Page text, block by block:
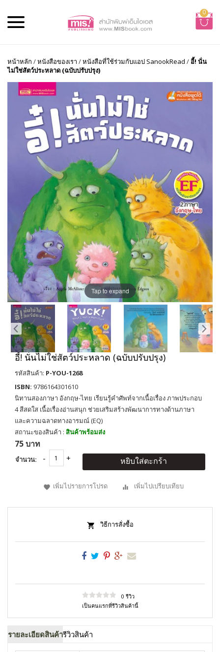
0
หน้าหลัก /หนังสือของเรา /หนังสือที่ใช้ร่วมกับแอป SanookRead / อี้! นั่น
ไม่ใช่สัตว์ประหลาด (ฉบับปรับปรุง)
Tap to expand
อี้! นั่นไม่ใช่สัตว์ประหลาด (ฉบับปรับปรุง)
รหัสสินค้า: P-YOU-1268
ISBN: 9786164301610
นิทานสองภาษา อังกฤษ-ไทย เรียนรู้คำศัพท์จากเนื้อเรื่อง ภาพประกอบ
4 สีสดใส เนื้อเรื่องอ่านสนุก ช่วยเสริมสร้างพัฒนาการทางด้านภาษา
และความฉลาดทางอารมณ์ (EQ)
สถานะของสินค้า : สินค้าพร้อมส่ง
75 บาท
จำนวน: หยิบใส่ตะกร้า
เพิ่มไปรายการโปรด เพิ่มไปเปรียบเทียบ
วิธีการสั่งซื้อ
0 รีวิว
เป็นคนแรกที่รีวิวสินค้านี้
รายละเอียดสินค้ารีวิวสินค้า